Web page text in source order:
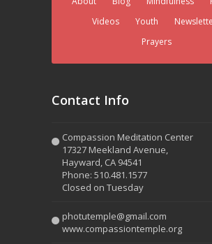
Videos
Youth
Prayers
Contact Info
Compassion Meditation Center
17327 Meekland Avenue,
Hayward, CA 94541
Phone: 510.481.1577
Closed on Tuesday
photutemple@gmail.com
www.compassiontemple.org